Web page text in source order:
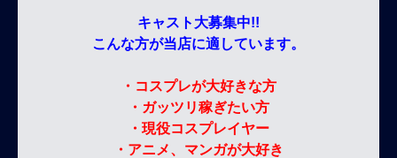
キャスト大募集中!!
こんな方が当店に適しています。
・コスプレが大好きな方
・ガッツリ稼ぎたい方
・現役コスプレイヤー
・アニメ、マンガが大好き